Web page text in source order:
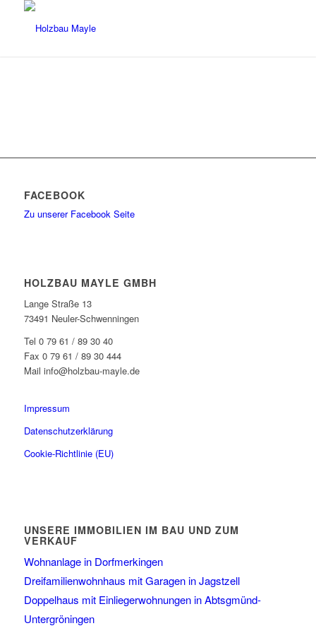
FACEBOOK
Zu unserer Facebook Seite
HOLZBAU MAYLE GMBH
Lange Straße 13
73491 Neuler-Schwenningen
Tel 0 79 61 / 89 30 40
Fax 0 79 61 / 89 30 444
Mail info@holzbau-mayle.de
Impressum
Datenschutzerklärung
Cookie-Richtlinie (EU)
UNSERE IMMOBILIEN IM BAU UND ZUM
VERKAUF
Wohnanlage in Dorfmerkingen
Dreifamilienwohnhaus mit Garagen in Jagstzell
Doppelhaus mit Einliegerwohnungen in Abtsgmünd-
Untergröningen